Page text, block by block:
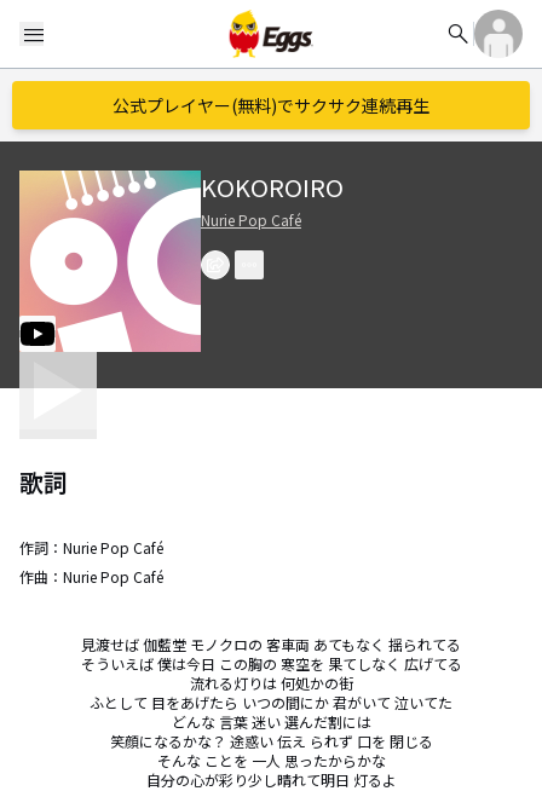
menu search
公式プレイヤー(無料)でサクサク連続再生
KOKOROIRO
Nurie Pop Café
歌詞
作詞： Nurie Pop Café
作曲： Nurie Pop Café
見渡せば 伽藍堂 モノクロの 客車両 あてもなく 揺られてる
そういえば 僕は今日 この胸の 寒空を 果てしなく 広げてる
流れる灯りは 何処かの街
ふとして 目をあげたら いつの間にか 君がいて 泣いてた
どんな 言葉 迷い 選んだ割には
笑顔になるかな？ 途惑い 伝え られず 口を 閉じる
そんな ことを 一人 思ったからかな
自分の心が彩り少し晴れて明日 灯るよ